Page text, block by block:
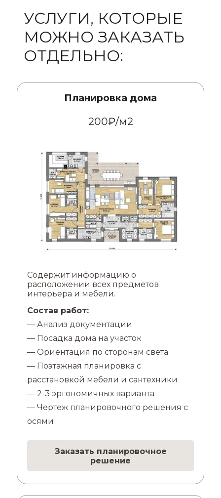
УСЛУГИ, КОТОРЫЕ
МОЖНО ЗАКАЗАТЬ
ОТДЕЛЬНО:
Планировка дома
200₽/м2
Содержит информацию о
расположении всех предметов
интерьера и мебели.
Состав работ:
— Анализ документации
— Посадка дома на участок
— Ориентация по сторонам света
— Поэтажная планировка с
расстановкой мебели и сантехники
— 2-3 эргономичных варианта
— Чертеж планировочного решения с
осями
Заказать планировочное
решение